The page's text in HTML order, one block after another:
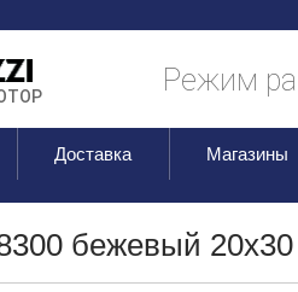
Режим
Доставка Магазины
бежевый 20х30